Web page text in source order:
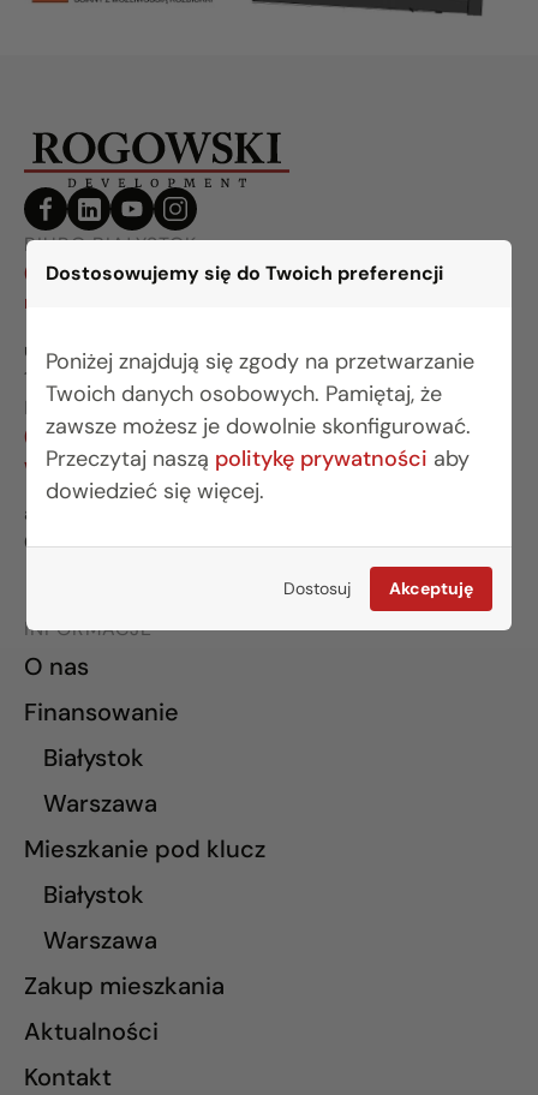
Dostosowujemy się do Twoich preferencji
Poniżej znajdują się zgody na przetwarzanie
Twoich danych osobowych. Pamiętaj, że
zawsze możesz je dowolnie skonfigurować.
Przeczytaj naszą politykę prywatności aby
dowiedzieć się więcej.
Dostosuj Akceptuję
BIURO BIAŁYSTOK
(85) 749 99 09
mieszkania@rogowskidevelopment.pl
ul. Legionowa 28 lok. 202
15-281 Białystok
BIURO WARSZAWA
(22) 642 03 55
warszawa@rogowskidevelopment.pl
al. Wilanowska 67E lok. U5
02-765 Warszawa
INFORMACJE
O nas
Finansowanie
Białystok
Warszawa
Mieszkanie pod klucz
Białystok
Warszawa
Zakup mieszkania
Aktualności
Kontakt